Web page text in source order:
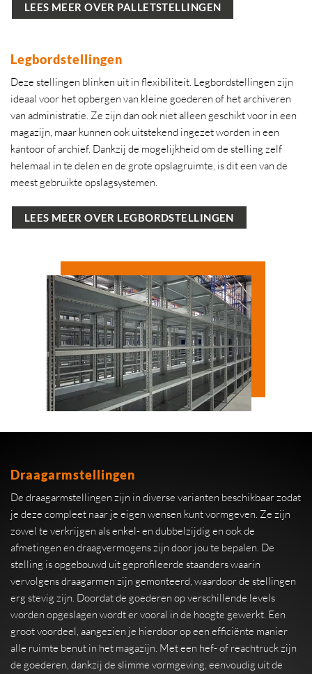
LEES MEER OVER PALLETSTELLINGEN
Legbordstellingen
Deze stellingen blinken uit in flexibiliteit. Legbordstellingen zijn
ideaal voor het opbergen van kleine goederen of het archiveren
van administratie. Ze zijn dan ook niet alleen geschikt voor in een
magazijn, maar kunnen ook uitstekend ingezet worden in een
kantoor of archief. Dankzij de mogelijkheid om de stelling zelf
helemaal in te delen en de grote opslagruimte, is dit een van de
meest gebruikte opslagsystemen.
LEES MEER OVER LEGBORDSTELLINGEN
Draagarmstellingen
De draagarmstellingen zijn in diverse varianten beschikbaar zodat
je deze compleet naar je eigen wensen kunt vormgeven. Ze zijn
zowel te verkrijgen als enkel- en dubbelzijdig en ook de
afmetingen en draagvermogens zijn door jou te bepalen. De
stelling is opgebouwd uit geprofileerde staanders waarin
vervolgens draagarmen zijn gemonteerd, waardoor de stellingen
erg stevig zijn. Doordat de goederen op verschillende levels
worden opgeslagen wordt er vooral in de hoogte gewerkt. Een
groot voordeel, aangezien je hierdoor op een efficiënte manier
alle ruimte benut in het magazijn. Met een hef- of reachtruck zijn
de goederen, dankzij de slimme vormgeving, eenvoudig uit de